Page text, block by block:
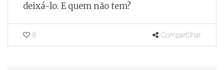
deixá-lo. E quem não tem?
8 Compartilhar